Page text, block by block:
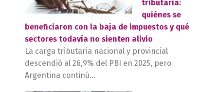
tributaria:
quiénes se
beneficiaron con la baja de impuestos y qué
sectores todavía no sienten alivio
La carga tributaria nacional y provincial
descendió al 26,9% del PBI en 2025, pero
Argentina continú...